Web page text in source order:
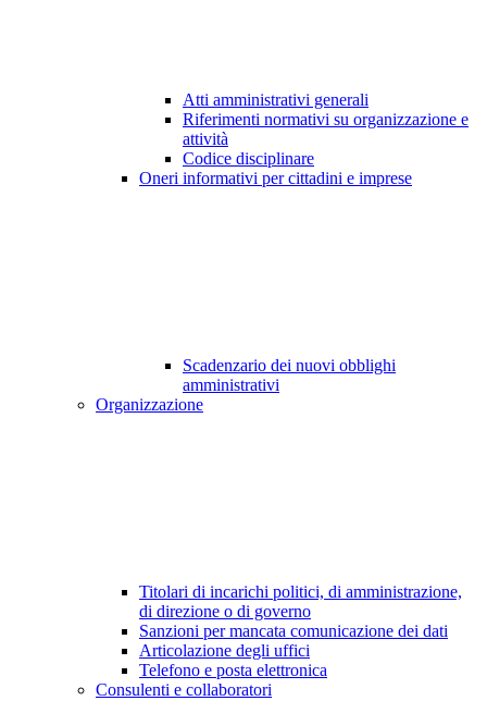
Atti amministrativi generali
Riferimenti normativi su organizzazione e
attività
Codice disciplinare
Oneri informativi per cittadini e imprese
Scadenzario dei nuovi obblighi
amministrativi
Organizzazione
Titolari di incarichi politici, di amministrazione,
di direzione o di governo
Sanzioni per mancata comunicazione dei dati
Articolazione degli uffici
Telefono e posta elettronica
Consulenti e collaboratori